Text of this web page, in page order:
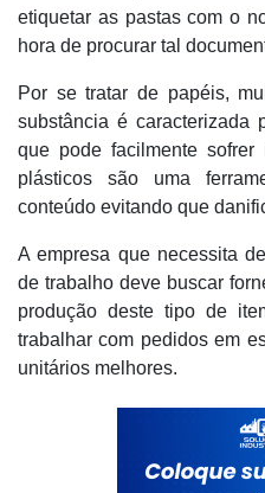
etiquetar as pastas com o
hora de procurar tal
Por se tratar de papéis,
substância é caracterizada
que pode facilmente sofrer
plásticos são uma
conteúdo evitando que
A empresa que necessita
de trabalho deve buscar
produção deste tipo de
trabalhar com pedidos em
unitários melhores.